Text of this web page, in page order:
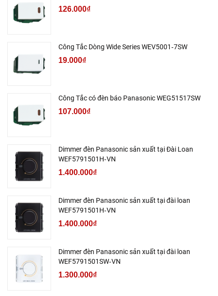
126.000₫
Công Tắc Dòng Wide Series WEV5001‑7SW
19.000₫
Công Tắc có đèn báo Panasonic WEG51517SW
107.000₫
Dimmer đèn Panasonic sản xuất tại Đài Loan
WEF5791501H‑VN
1.400.000₫
Dimmer đèn Panasonic sản xuất tại đài loan
WEF5791501H‑VN
1.400.000₫
Dimmer đèn Panasonic sản xuất tại đài loan
WEF5791501SW‑VN
1.300.000₫